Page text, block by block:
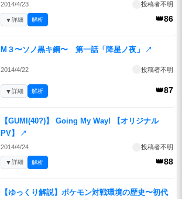
2014/4/23 投稿者不明
👑86
▼詳細 解析
M３〜ソノ黒キ鋼〜 第一話「降星ノ夜」 ↗
2014/4/22 投稿者不明
👑87
▼詳細 解析
【GUMI(40?)】 Going My Way! 【オリジナル
PV】
↗
2014/4/24 投稿者不明
👑88
▼詳細 解析
【ゆっくり解説】ポケモン対戦環境の歴史〜初代